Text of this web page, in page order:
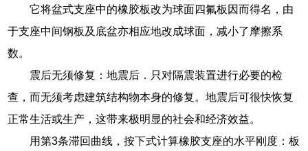
它将盆式支座中的橡胶板改为球面四氟板因而得名，由
于支座中间钢板及底盆亦相应地改成球面，减小了摩擦系
数。
震后无须修复：地震后．只对隔震装置进行必要的检
查，而无须考虑建筑结构物本身的修复。地震后可很快恢复
正常生活或生产，这带来极明显的社会和经济效益。
用第3条滞回曲线，按下式计算橡胶支座的水平刚度：板